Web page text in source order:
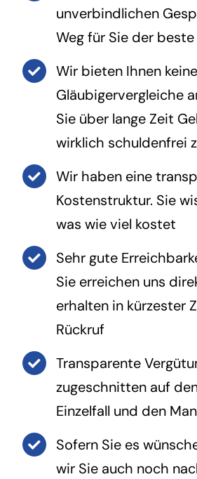
unverbindlichen
Weg für Sie der
Wir bieten Ihnen
Gläubigervergleiche
Sie über lange Zeit
wirklich schuldenfrei
Wir haben eine
Kostenstruktur. Sie
was wie viel kostet
Sehr gute
Sie erreichen uns
erhalten in kürzester
Rückruf
Transparente
zugeschnitten auf
Einzelfall und den
Sofern Sie es
wir Sie auch noch